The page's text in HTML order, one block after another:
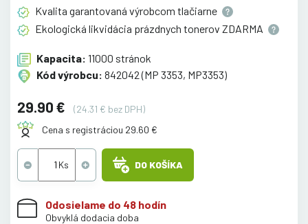
Kvalita garantovaná výrobcom tlačiarne
Ekologická likvidácia prázdnych tonerov ZDARMA
Kapacita: 11000 stránok
Kód výrobcu: 842042 (MP 3353, MP3353)
29.90 €
(24.31 € bez DPH)
Cena s registráciou 29.60 €
DO KOŠÍKA
Odosielame do 48 hodín
Obvyklá dodacia doba